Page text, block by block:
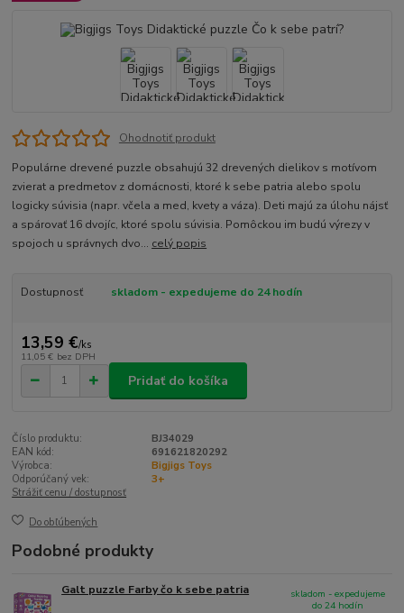
Ohodnotiť produkt
Populárne drevené puzzle obsahujú 32 drevených dielikov s motívom
zvierat a predmetov z domácnosti, ktoré k sebe patria alebo spolu
logicky súvisia (napr. včela a med, kvety a váza). Deti majú za úlohu nájsť
a spárovať 16 dvojíc, ktoré spolu súvisia. Pomôckou im budú výrezy v
spojoch u správnych dvo... celý popis
Dostupnosť skladom - expedujeme do 24 hodín
13,59 €/ks
11,05 € bez DPH
Pridať do košíka
Číslo produktu:
BJ34029
EAN kód:
691621820292
Výrobca:
Bigjigs Toys
Odporúčaný vek:
3+
Strážiť cenu / dostupnosť
Do obľúbených
Podobné produkty
Galt puzzle Farby čo k sebe patria
skladom - expedujeme
do 24 hodín